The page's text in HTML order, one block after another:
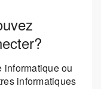
informatique ou
informatiques